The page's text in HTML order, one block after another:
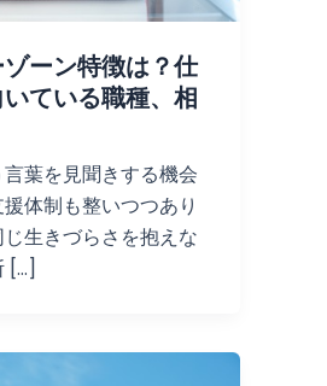
ーン特徴は？仕
ている職種、相
葉を見聞きする機会
体制も整いつつあり
生きづらさを抱えな
[…]